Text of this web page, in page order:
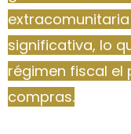
significativa, lo
régimen fiscal el
compras.